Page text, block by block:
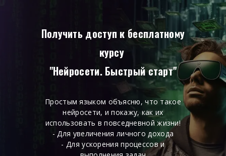
Получить доступ к бесплатному
курсу
"Нейросети. Быстрый старт"
Простым языком объясню, что такое
нейросети, и покажу, как их
использовать в повседневной жизни!
- Для увеличения личного дохода
- Для ускорения процессов и